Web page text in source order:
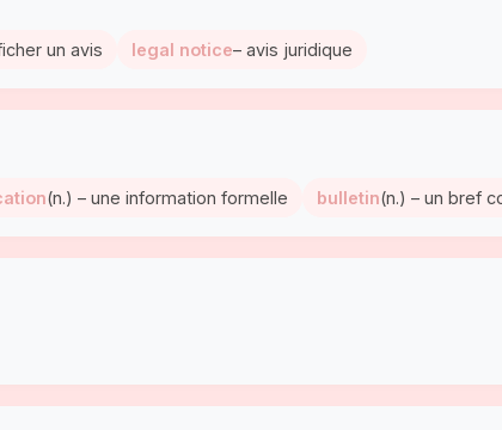
un avis legal notice– avis juridique
(n.) – une information formelle bulletin(n.) – un bref